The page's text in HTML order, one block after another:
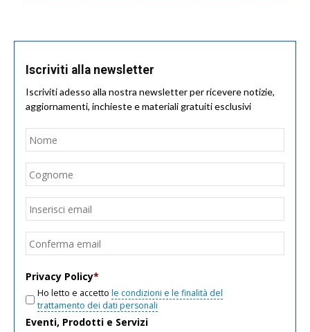
Iscriviti alla newsletter
Iscriviti adesso alla nostra newsletter per ricevere notizie,
aggiornamenti, inchieste e materiali gratuiti esclusivi
Nome
Email
Privacy Policy*
Ho letto e accetto le condizioni e le finalità del
trattamento dei dati personali
Eventi, Prodotti e Servizi